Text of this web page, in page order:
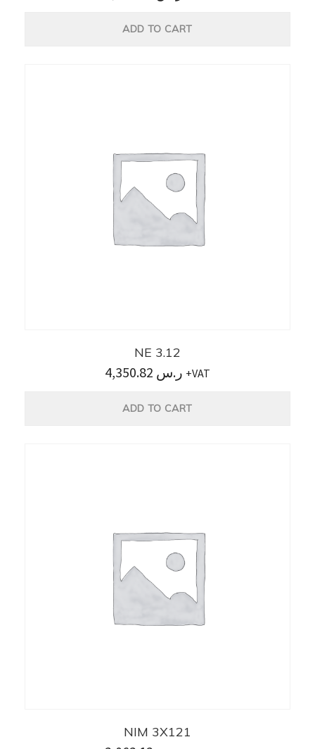
ADD TO CART
NE 3.12
ر.س +VAT
ADD TO CART
NIM 3X121